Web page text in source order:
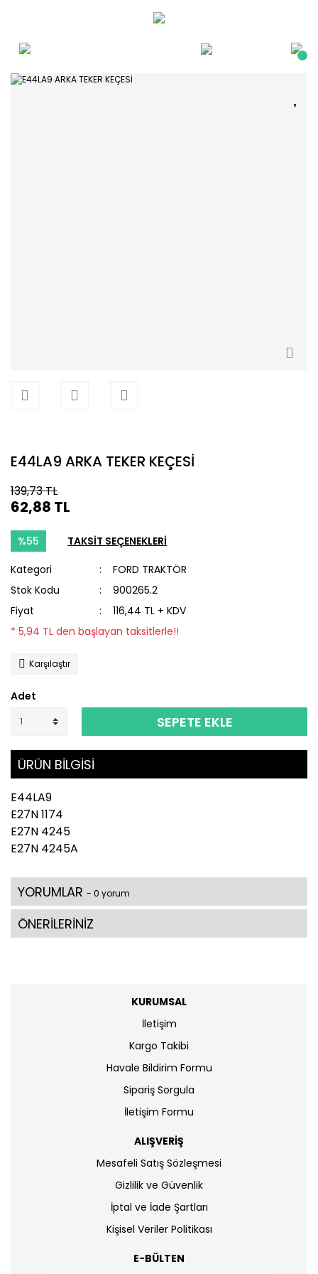
E44LA9 ARKA TEKER KEÇESİ
139,73 TL
62,88 TL
%55 TAKSİT SEÇENEKLERİ
Kategori
FORD TRAKTÖR
Stok Kodu
900265.2
Fiyat
116,44 TL + KDV
* 5,94 TL den başlayan taksitlerle!!
Karşılaştır
Adet
SEPETE EKLE
ÜRÜN BİLGİSİ
E44LA9
E27N 1174
E27N 4245
E27N 4245A
YORUMLAR - 0 yorum
ÖNERİLERİNİZ
KURUMSAL
İletişim
Kargo Takibi
Havale Bildirim Formu
Sipariş Sorgula
İletişim Formu
ALIŞVERİŞ
Mesafeli Satış Sözleşmesi
Gizlilik ve Güvenlik
İptal ve İade Şartları
Kişisel Veriler Politikası
E-BÜLTEN